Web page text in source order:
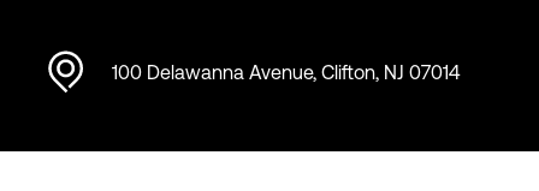
100 Delawanna Avenue, Clifton, NJ 07014